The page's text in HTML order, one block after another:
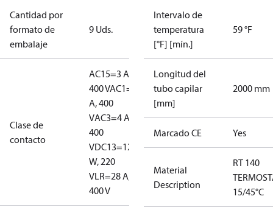
Cantidad por
formato de
embalaje
9 Uds.
Clase de
contacto
AC15=3 A,
400 VAC1=10
A, 400
VAC3=4 A,
400
VDC13=12
W, 220
VLR=28 A,
400 V
Intervalo de
temperatura
[°F] [mín.]
59 °F
Longitud del
tubo capilar
[mm]
2000 mm
Marcado CE Yes
Material
Description
RT 140
15/45°C